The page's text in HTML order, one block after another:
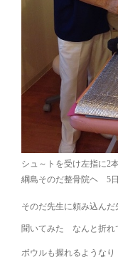
シュ～トを受け左指に2
綱島そのだ整骨院ヘ 5
そのだ先生に頼み込ん
聞いてみた なんと折れ
ボウルも握れるような